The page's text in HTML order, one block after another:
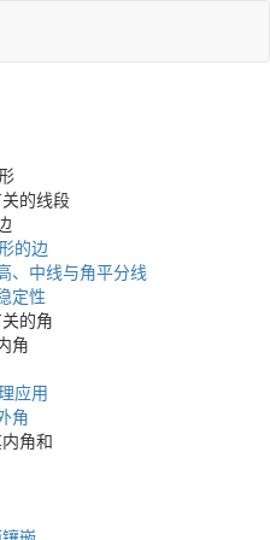
的线段
的边
、中线与角平分线
定性
的角
角
应用
角
角和